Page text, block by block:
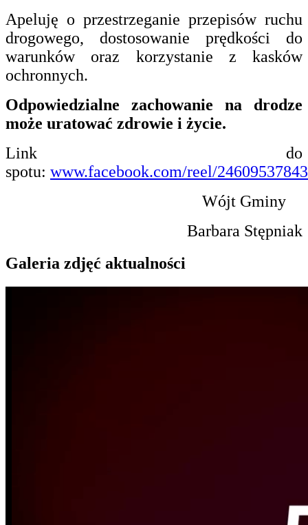
Apeluję o przestrzeganie przepisów ruchu
drogowego, dostosowanie prędkości do
warunków oraz korzystanie z kasków
ochronnych.
Odpowiedzialne zachowanie na drodze
może uratować zdrowie i życie.
Link do
spotu: www.facebook.com/reel/
Wójt Gminy
Barbara Stępniak
Galeria zdjęć aktualności